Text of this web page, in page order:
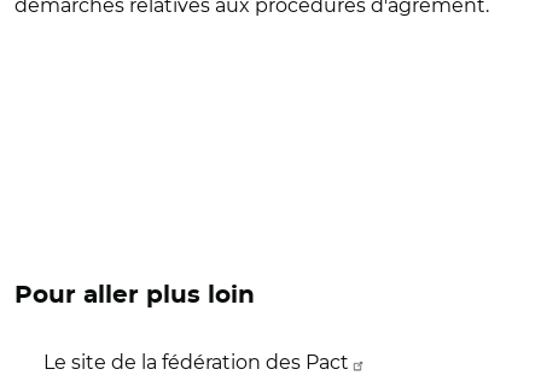
démarches relatives aux procédures d'agrément.
Pour aller plus loin
Le site de la fédération des Pact